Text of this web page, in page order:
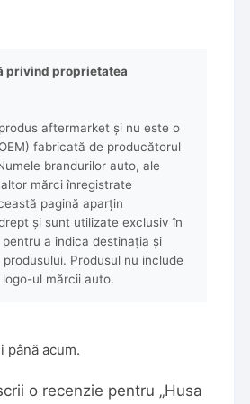
privind proprietatea
aftermarket și nu este o
fabricată de producătorul
brandurilor auto, ale
mărci înregistrate
pagină aparțin
și sunt utilizate exclusiv în
a indica destinația și
Produsul nu include
ul mărcii auto.
până acum.
o recenzie pentru „Husa